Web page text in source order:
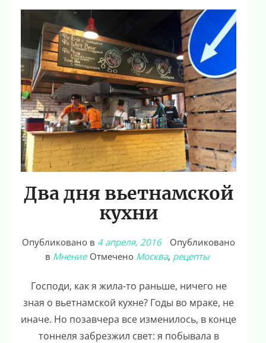
Два дня вьетнамской
кухни
Опубликовано в 4 апреля, 2016
Опубликовано
в Мнение Отмечено Москва, рецепты
Господи, как я жила-то раньше, ничего не
зная о вьетнамской кухне? Годы во мраке, не
иначе. Но позавчера все изменилось, в конце
тоннеля забрезжил свет: я побывала в